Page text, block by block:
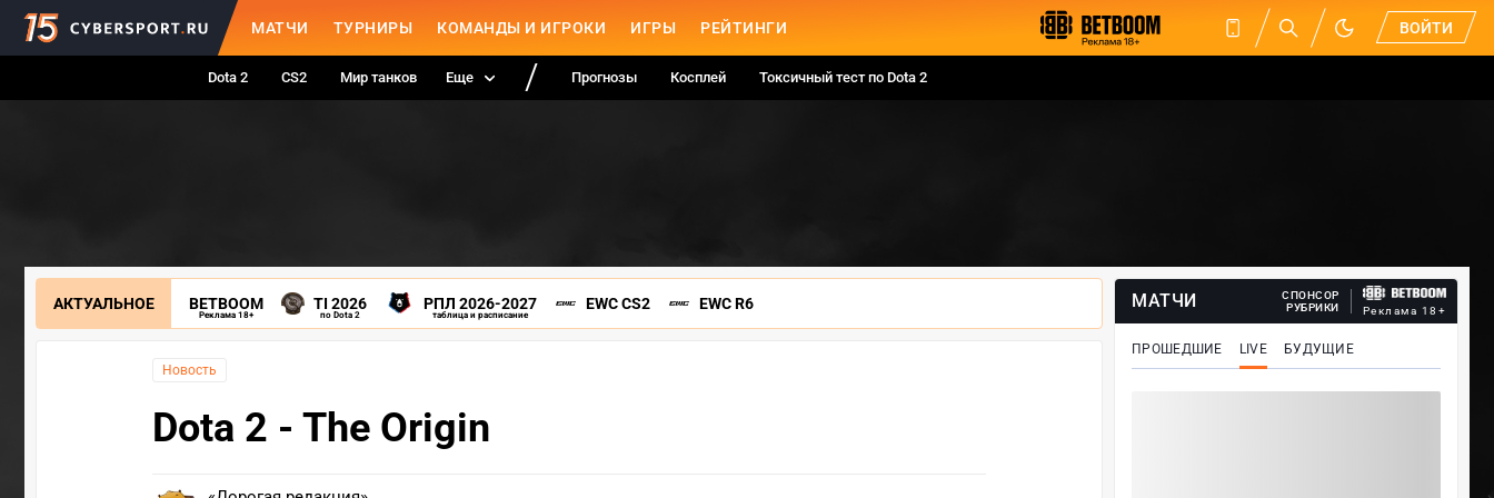
МАТЧИ ТУРНИРЫ КОМАНДЫ И ИГРОКИ ИГРЫ РЕЙТИНГИ ВОЙТИ
Dota 2 CS2 Мир танков Еще Прогнозы Косплей Токсичный тест по Dota 2
АКТУАЛЬНОЕ BETBOOM
Реклама 18+
TI 2026
по Dota 2
РПЛ 2026-2027
таблица и расписание
EWC CS2 EWC R6
Новость
Dota 2 - The Origin
МАТЧИ
СПОНСОР
РУБРИКИ
Реклама 18+
ПРОШЕДШИЕ LIVE БУДУЩИЕ